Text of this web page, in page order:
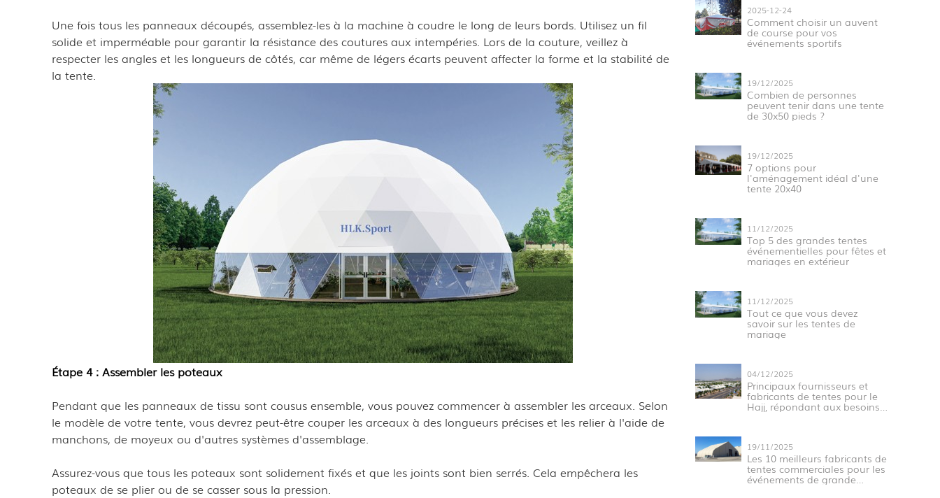
2025-12-24
Comment choisir un auvent
de course pour vos
événements sportifs
19/12/2025
Combien de personnes
peuvent tenir dans une tente
de 30x50 pieds ?
19/12/2025
7 options pour
l'aménagement idéal d'une
tente 20x40
11/12/2025
Top 5 des grandes tentes
événementielles pour fêtes et
mariages en extérieur
11/12/2025
Tout ce que vous devez
savoir sur les tentes de
mariage
04/12/2025
Principaux fournisseurs et
fabricants de tentes pour le
Hajj, répondant aux besoins
19/11/2025
Les 10 meilleurs fabricants de
tentes commerciales pour les
événements de grande
Une fois tous les panneaux découpés, assemblez-les à la machine à coudre le long de leurs bords. Utilisez un fil
solide et imperméable pour garantir la résistance des coutures aux intempéries. Lors de la couture, veillez à
respecter les angles et les longueurs de côtés, car même de légers écarts peuvent affecter la forme et la stabilité de
la tente.
Étape 4 : Assembler les poteaux
Pendant que les panneaux de tissu sont cousus ensemble, vous pouvez commencer à assembler les arceaux. Selon
le modèle de votre tente, vous devrez peut-être couper les arceaux à des longueurs précises et les relier à l'aide de
manchons, de moyeux ou d'autres systèmes d'assemblage.
Assurez-vous que tous les poteaux sont solidement fixés et que les joints sont bien serrés. Cela empêchera les
poteaux de se plier ou de se casser sous la pression.